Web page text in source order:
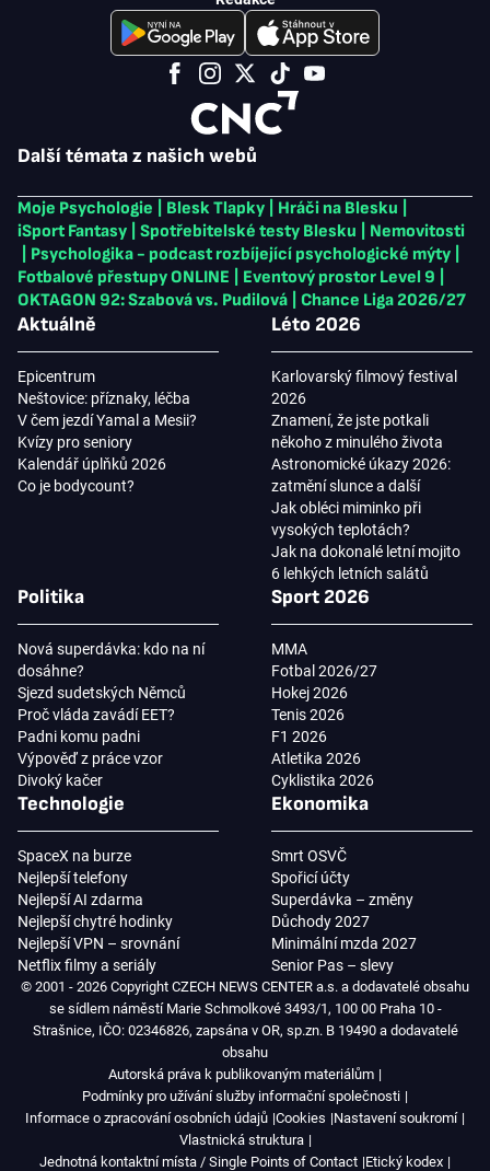
Další témata z našich webů
Moje Psychologie Blesk Tlapky Hráči na Blesku
iSport Fantasy
Spotřebitelské testy Blesku
Nemovitosti
Psychologika - podcast rozbíjející psychologické mýty
Fotbalové přestupy ONLINE
Eventový prostor Level 9
OKTAGON 92: Szabová vs. Pudilová
Chance Liga 2026/27
Aktuálně
Epicentrum
Neštovice: příznaky, léčba
V čem jezdí Yamal a Mesii?
Kvízy pro seniory
Kalendář úplňků 2026
Co je bodycount?
Léto 2026
Karlovarský filmový festival
2026
Znamení, že jste potkali
někoho z minulého života
Astronomické úkazy 2026:
zatmění slunce a další
Jak obléci miminko při
vysokých teplotách?
Jak na dokonalé letní mojito
6 lehkých letních salátů
Politika
Nová superdávka: kdo na ní
dosáhne?
Sjezd sudetských Němců
Proč vláda zavádí EET?
Padni komu padni
Výpověď z práce vzor
Divoký kačer
Sport 2026
MMA
Fotbal 2026/27
Hokej 2026
Tenis 2026
F1 2026
Atletika 2026
Cyklistika 2026
Technologie
SpaceX na burze
Nejlepší telefony
Nejlepší AI zdarma
Nejlepší chytré hodinky
Nejlepší VPN – srovnání
Netflix filmy a seriály
Ekonomika
Smrt OSVČ
Spořicí účty
Superdávka – změny
Důchody 2027
Minimální mzda 2027
Senior Pas – slevy
© 2001 - 2026 Copyright CZECH NEWS CENTER a.s. a dodavatelé obsahu
se sídlem náměstí Marie Schmolkové 3493/1, 100 00 Praha 10 -
Strašnice, IČO: 02346826, zapsána v OR, sp.zn. B 19490 a dodavatelé
obsahu
Autorská práva k publikovaným materiálům
Podmínky pro užívání služby informační společnosti
Informace o zpracování osobních údajů Cookies Nastavení soukromí
Vlastnická struktura
Jednotná kontaktní místa / Single Points of Contact Etický kodex